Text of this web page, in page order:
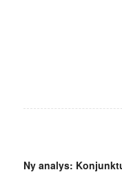
Ny analys: